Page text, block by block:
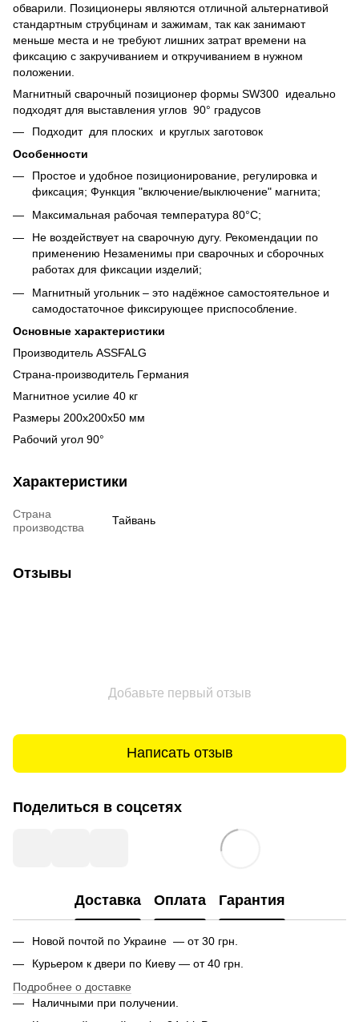
обварили. Позиционеры являются отличной альтернативой
стандартным струбцинам и зажимам, так как занимают
меньше места и не требуют лишних затрат времени на
фиксацию с закручиванием и откручиванием в нужном
положении.
Магнитный сварочный позиционер формы SW300 идеально
подходят для выставления углов 90° градусов
Подходит для плоских и круглых заготовок
Особенности
Простое и удобное позиционирование, регулировка и
фиксация; Функция "включение/выключение" магнита;
Максимальная рабочая температура 80°C;
Не воздействует на сварочную дугу. Рекомендации по
применению Незаменимы при сварочных и сборочных
работах для фиксации изделий;
Магнитный угольник – это надёжное самостоятельное и
самодостаточное фиксирующее приспособление.
Основные характеристики
Производитель ASSFALG
Страна-производитель Германия
Магнитное усилие 40 кг
Размеры 200x200x50 мм
Рабочий угол 90°
Характеристики
Страна
производства
Тайвань
Отзывы
Добавьте первый отзыв
Написать отзыв
Поделиться в соцсетях
Доставка Оплата Гарантия
Новой почтой по Украине — от 30 грн.
Курьером к двери по Киеву — от 40 грн.
Подробнее о доставке
Наличными при получении.